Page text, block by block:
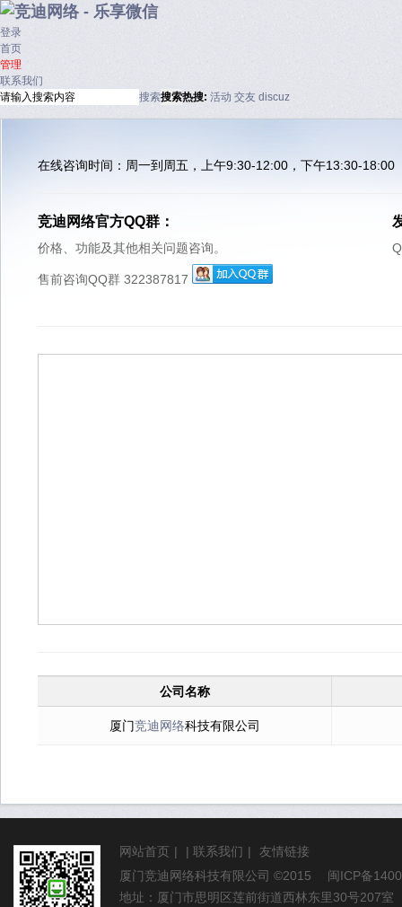
登录
首页
管理
联系我们
搜索搜索热搜: 活动 交友 discuz
在线咨询时间：周一到周五，上午9:30-12:00，下午13:30-18:00
竞迪网络官方QQ群：
价格、功能及其他相关问题咨询。
售前咨询QQ群 322387817
公司名称
厦门竞迪网络科技有限公司
网站首页 | | 联系我们 |
友情链接
厦门竞迪网络科技有限公司 ©2015 闽ICP备
地址：厦门市思明区莲前街道西林东里30号207室